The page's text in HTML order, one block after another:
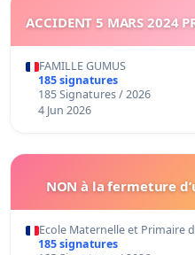
ACCIDENT 5 MARS 2024
FAMILLE GUMUS
185 signatures
185 Signatures / 2026
4 Jun 2026
NON à la fermeture
Ecole Maternelle et Primaire
185 signatures